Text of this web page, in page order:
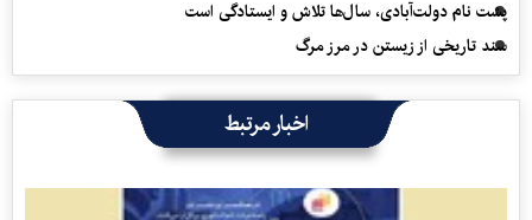
پشت نام دولت‌آبادی، سال‌ها تلاش و ایستادگی است
سند تاریخی از زیستن در مرز مرگ
اخبار مرتبط